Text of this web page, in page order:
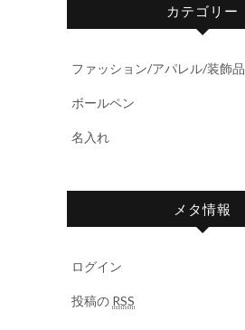
カテゴリー
ファッション/アパレル/装飾品
ボールペン
名入れ
メタ情報
ログイン
投稿の RSS